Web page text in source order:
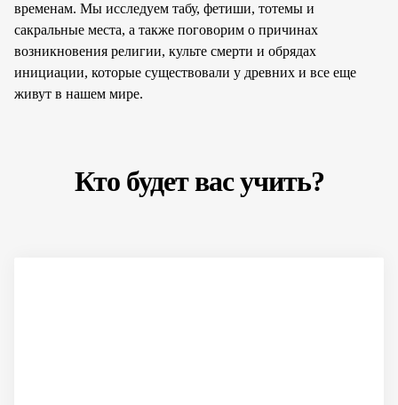
временам. Мы исследуем табу, фетиши, тотемы и
сакральные места, а также поговорим о причинах
возникновения религии, культе смерти и обрядах
инициации, которые существовали у древних и все еще
живут в нашем мире.
Кто будет вас учить?